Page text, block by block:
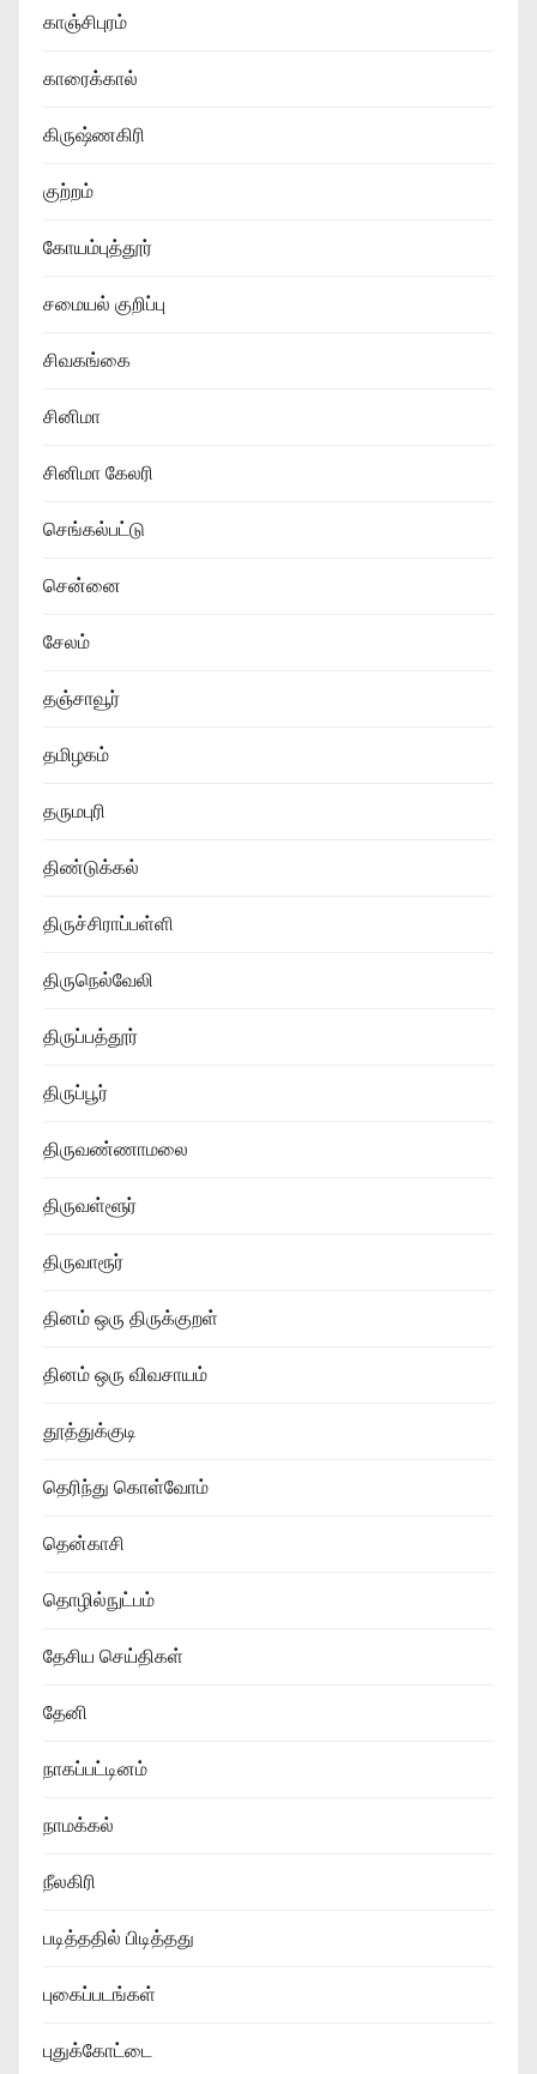
காஞ்சிபுரம்
காரைக்கால்
கிருஷ்ணகிரி
குற்றம்
கோயம்புத்தூர்
சமையல் குறிப்பு
சிவகங்கை
சினிமா
சினிமா கேலரி
செங்கல்பட்டு
சென்னை
சேலம்
தஞ்சாவூர்
தமிழகம்
தருமபுரி
திண்டுக்கல்
திருச்சிராப்பள்ளி
திருநெல்வேலி
திருப்பத்தூர்
திருப்பூர்
திருவண்ணாமலை
திருவள்ளூர்
திருவாரூர்
தினம் ஒரு திருக்குறள்
தினம் ஒரு விவசாயம்
தூத்துக்குடி
தெரிந்து கொள்வோம்
தென்காசி
தொழில்நுட்பம்
தேசிய செய்திகள்
தேனி
நாகப்பட்டினம்
நாமக்கல்
நீலகிரி
படித்ததில் பிடித்தது
புகைப்படங்கள்
புதுக்கோட்டை